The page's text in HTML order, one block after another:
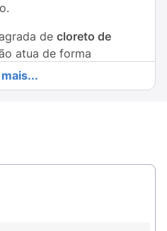
de cloreto de
atua de forma
como
age diminuindo a
o conforto ao
a cavidade nasal de
jatos agressivos.